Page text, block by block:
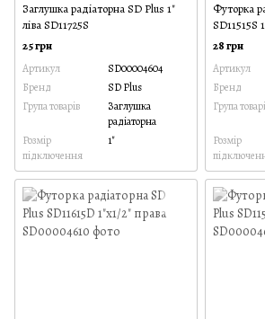
Заглушка радіаторна SD Plus 1"
ліва SD11725S
25 грн
Артикул
SD00004604
Бренд
SD Plus
Група товарів
Заглушка
радіаторна
Розмір
підключення
1"
Футорка
SD11515S
28 грн
Артикул
Бренд
Група
Розмір